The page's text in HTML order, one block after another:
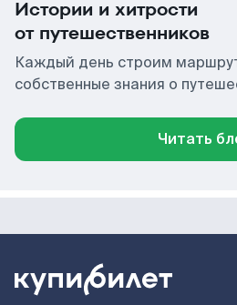
Истории и хитрости
от путешественников
Каждый день строим
собственные знания о
Читать